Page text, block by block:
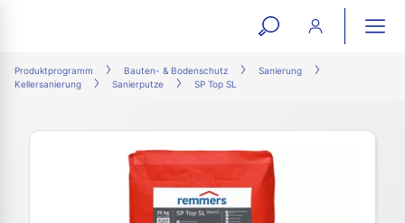
open
search
Produktprogramm Bauten- & Bodenschutz
Sanierung
Kellersanierung
Sanierputze SP Top SL